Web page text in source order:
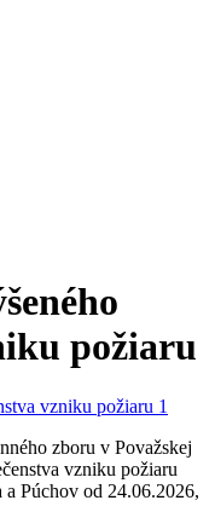
požiaru
zboru v Považskej
vzniku požiaru
a Púchov od 24.06.2026,